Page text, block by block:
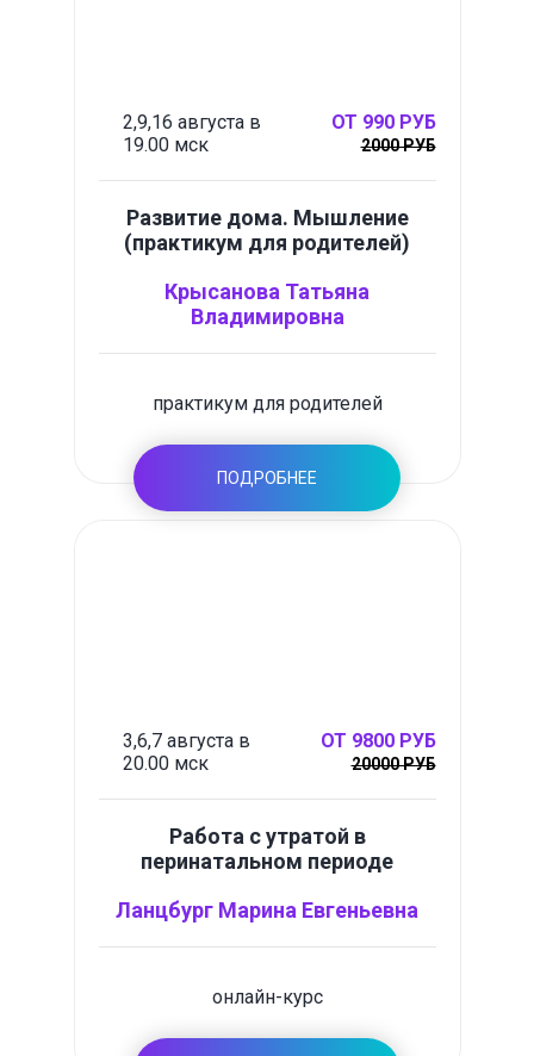
2,9,16 августа в
19.00 мск
ОТ 990 РУБ
2000 РУБ
Развитие дома. Мышление
(практикум для родителей)
Крысанова Татьяна
Владимировна
практикум для родителей
ПОДРОБНЕЕ
3,6,7 августа в
20.00 мск
ОТ 9800 РУБ
20000 РУБ
Работа с утратой в
перинатальном периоде
Ланцбург Марина Евгеньевна
онлайн-курс